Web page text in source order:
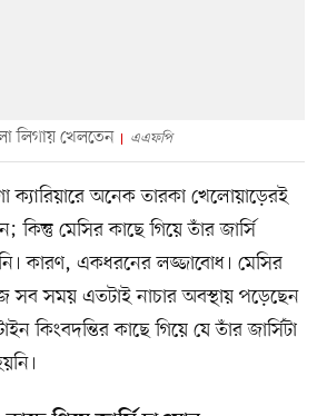
লিগায় খেলতেন এএফপি
ক্যারিয়ারে অনেক তারকা খেলোয়াড়েরই
কিন্তু মেসির কাছে গিয়ে তাঁর জার্সি
কারণ, একধরনের লজ্জাবোধ। মেসির
সব সময় এতটাই নাচার অবস্থায় পড়েছেন
কিংবদন্তির কাছে গিয়ে যে তাঁর জার্সিটা